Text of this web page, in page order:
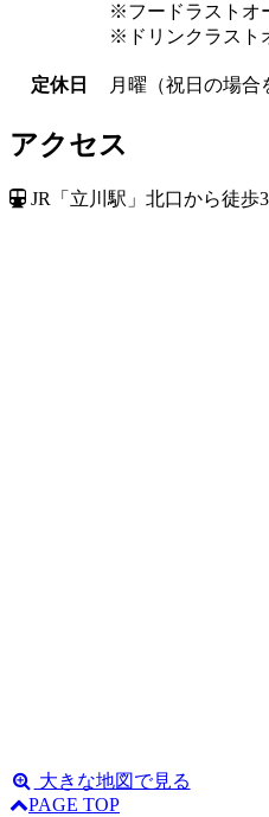
※フードラストオ
※ドリンクラスト
定休日 月曜（祝日の場合
アクセス
JR「立川駅」北口から徒歩
大きな地図で見る
PAGE TOP